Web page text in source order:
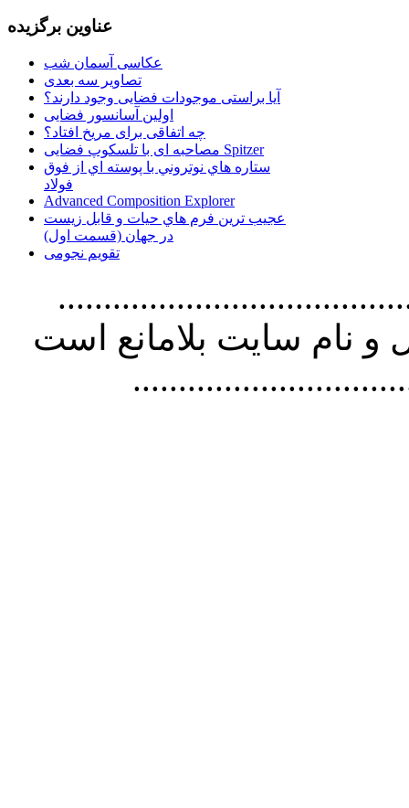
عناوین برگزیده
عکاسی آسمان شب
تصاویر سه بعدی
آیا براستی موجودات فضایی وجود دارند؟
اولین آسانسور فضایی
چه اتفاقی برای مریخ افتاد؟
مصاحبه ای با تلسکوپ فضایی Spitzer
ستاره هاي نوتروني با پوسته اي از فوق
فولاد
Advanced Composition Explorer
عجیب ترین فرم هاي حيات و قابل زيست
در جهان (قسمت اول)
تقویم نجومی
استفاده از
نام سايت بلامانع است